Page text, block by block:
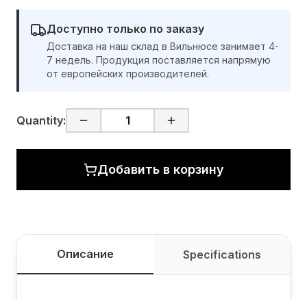
Доступно только по заказу
Доставка на наш склад в Вильнюсе занимает 4-
7 недель. Продукция поставляется напрямую
от европейских производителей.
Quantity:
Добавить в корзину
Описание Specifications